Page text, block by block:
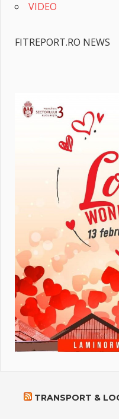
VIDEO
FITREPORT.RO NEWS
TRANSPORT &